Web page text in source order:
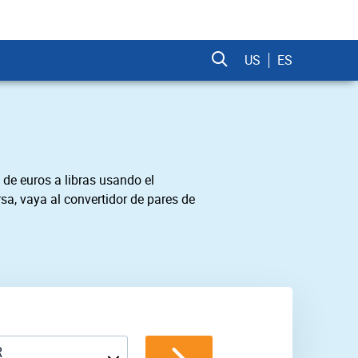
US ES
euros a libras usando el
vaya al convertidor de pares de